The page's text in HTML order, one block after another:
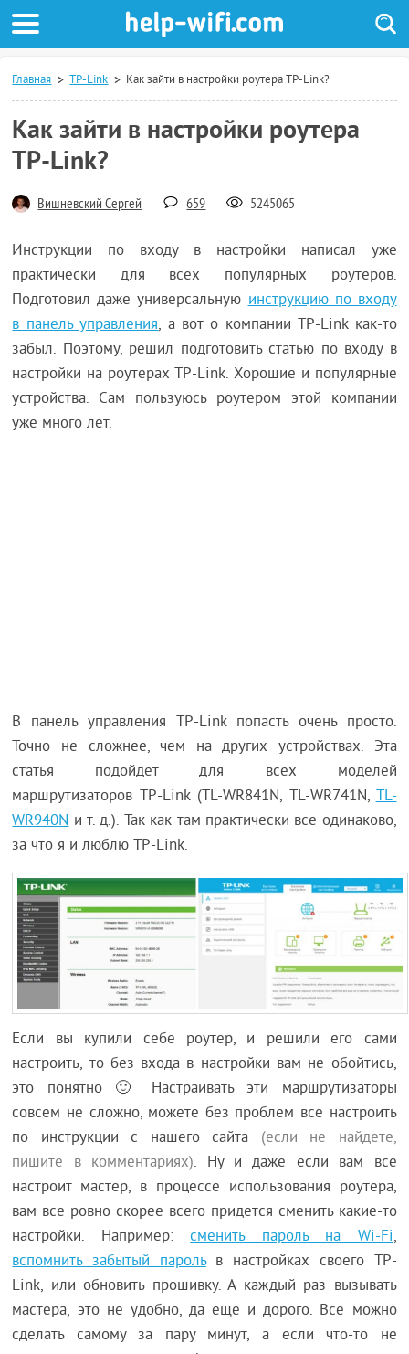
Главная TP-Link Как зайти в настройки роутера TP-Link?
Как зайти в настройки роутера
TP-Link?
Вишневский Сергей 659 5245065
Инструкции по входу в настройки написал уже
практически для всех популярных роутеров.
Подготовил даже универсальнуюинструкцию по входу
в панель управления, а вот о компании TP-Link как-то
забыл. Поэтому, решил подготовить статью по входу в
настройки на роутерах TP-Link. Хорошие и популярные
устройства. Сам пользуюсь роутером этой компании
уже много лет.
В панель управления TP-Link попасть очень просто.
Точно не сложнее, чем на других устройствах. Эта
статья подойдет для всех моделей
маршрутизаторов TP-Link (TL-WR841N, TL-WR741N,TL-
WR940Nи т. д.). Так как там практически все одинаково,
за что я и люблю TP-Link.
Если вы купили себе роутер, и решили его сами
настроить, то без входа в настройки вам не обойтись,
это понятно 🙂 Настраивать эти маршрутизаторы
совсем не сложно, можете без проблем все настроить
по инструкции с нашего сайта (если не найдете,
пишите в комментариях). Ну и даже если вам все
настроит мастер, в процессе использования роутера,
вам все ровно скорее всего придется сменить какие-то
настройки. Например:сменить пароль на Wi-Fi,
вспомнить забытый парольв настройках своего TP-
Link, или обновить прошивку. А каждый раз вызывать
мастера, это не удобно, да еще и дорого. Все можно
сделать самому за пару минут, а если что-то не